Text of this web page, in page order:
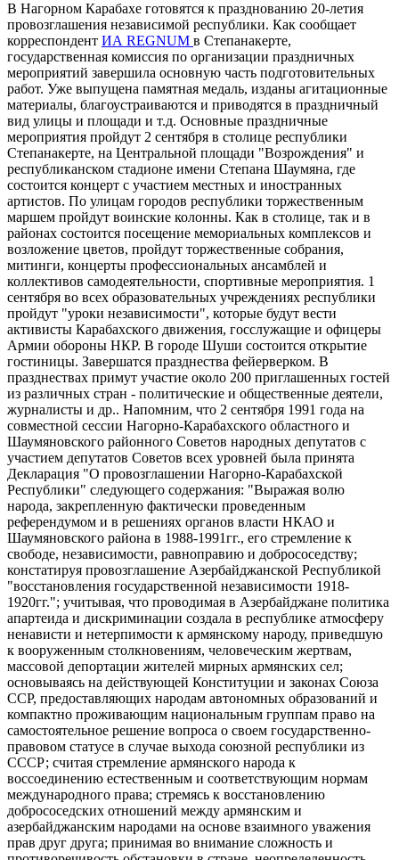
В Нагорном Карабахе готовятся к празднованию 20-летия
провозглашения независимой республики. Как сообщает
корреспондент ИА REGNUM в Степанакерте,
государственная комиссия по организации праздничных
мероприятий завершила основную часть подготовительных
работ. Уже выпущена памятная медаль, изданы агитационные
материалы, благоустраиваются и приводятся в праздничный
вид улицы и площади и т.д. Основные праздничные
мероприятия пройдут 2 сентября в столице республики
Степанакерте, на Центральной площади "Возрождения" и
республиканском стадионе имени Степана Шаумяна, где
состоится концерт с участием местных и иностранных
артистов. По улицам городов республики торжественным
маршем пройдут воинские колонны. Как в столице, так и в
районах состоится посещение мемориальных комплексов и
возложение цветов, пройдут торжественные собрания,
митинги, концерты профессиональных ансамблей и
коллективов самодеятельности, спортивные мероприятия. 1
сентября во всех образовательных учреждениях республики
пройдут "уроки независимости", которые будут вести
активисты Карабахского движения, госслужащие и офицеры
Армии обороны НКР. В городе Шуши состоится открытие
гостиницы. Завершатся празднества фейерверком. В
празднествах примут участие около 200 приглашенных гостей
из различных стран - политические и общественные деятели,
журналисты и др.. Напомним, что 2 сентября 1991 года на
совместной сессии Нагорно-Карабахского областного и
Шаумяновского районного Советов народных депутатов с
участием депутатов Советов всех уровней была принята
Декларация "О провозглашении Нагорно-Карабахской
Республики" следующего содержания: "Выражая волю
народа, закрепленную фактически проведенным
референдумом и в решениях органов власти НКАО и
Шаумяновского района в 1988-1991гг., его стремление к
свободе, независимости, равноправию и добрососедству;
констатируя провозглашение Азербайджанской Республикой
"восстановления государственной независимости 1918-
1920гг."; учитывая, что проводимая в Азербайджане политика
апартеида и дискриминации создала в республике атмосферу
ненависти и нетерпимости к армянскому народу, приведшую
к вооруженным столкновениям, человеческим жертвам,
массовой депортации жителей мирных армянских сел;
основываясь на действующей Конституции и законах Союза
ССР, предоставляющих народам автономных образований и
компактно проживающим национальным группам право на
самостоятельное решение вопроса о своем государственно-
правовом статусе в случае выхода союзной республики из
СССР; считая стремление армянского народа к
воссоединению естественным и соответствующим нормам
международного права; стремясь к восстановлению
добрососедских отношений между армянским и
азербайджанским народами на основе взаимного уважения
прав друг друга; принимая во внимание сложность и